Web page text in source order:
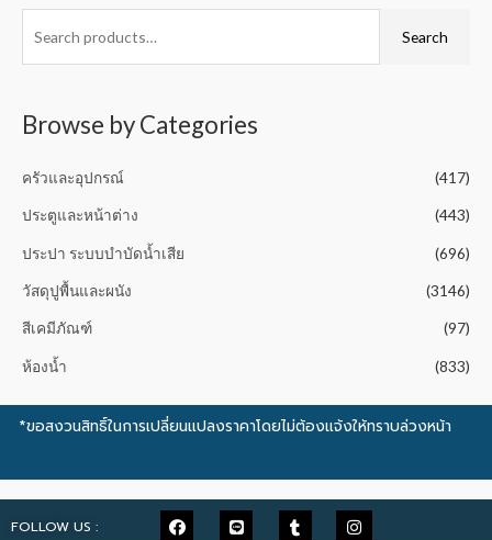
o
5
d
o
Search
Browse by Categories
ครัวและอุปกรณ์ (417)
ประตูและหน้าต่าง (443)
ประปา ระบบบำบัดน้ำเสีย (696)
วัสดุปูพื้นและผนัง (3146)
สีเคมีภัณฑ์ (97)
ห้องน้ำ (833)
*ขอสงวนสิทธิ์ในการเปลี่ยนแปลงราคาโดยไม่ต้องแจ้งให้ทราบล่วงหน้า
FOLLOW US :